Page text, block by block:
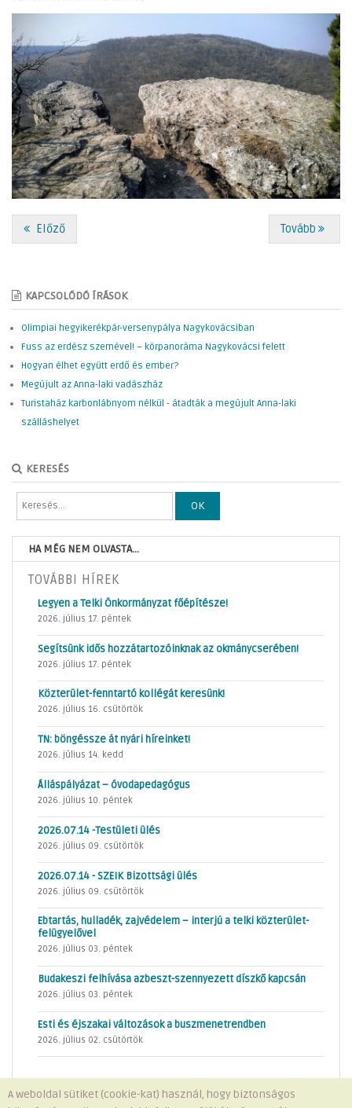
Előző Tovább
KAPCSOLÓDÓ ÍRÁSOK
Olimpiai hegyikerékpár-versenypálya Nagykovácsiban
Fuss az erdész szemével! – körpanoráma Nagykovácsi felett
Hogyan élhet együtt erdő és ember?
Megújult az Anna-laki vadászház
Turistaház karbonlábnyom nélkül - átadták a megújult Anna-laki
szálláshelyet
KERESÉS
OK
HA MÉG NEM OLVASTA...
TOVÁBBI HÍREK
Legyen a Telki Önkormányzat főépítésze!
2026. július 17. péntek
Segítsünk idős hozzátartozóinknak az okmánycserében!
2026. július 17. péntek
Közterület-fenntartó kollégát keresünk!
2026. július 16. csütörtök
TN: böngéssze át nyári híreinket!
2026. július 14. kedd
Álláspályázat – óvodapedagógus
2026. július 10. péntek
2026.07.14 -Testületi ülés
2026. július 09. csütörtök
2026.07.14 - SZEIK Bizottsági ülés
2026. július 09. csütörtök
Ebtartás, hulladék, zajvédelem – interjú a telki közterület-
felügyelővel
2026. július 03. péntek
Budakeszi felhívása azbeszt-szennyezett díszkő kapcsán
2026. július 03. péntek
Esti és éjszakai változások a buszmenetrendben
2026. július 02. csütörtök
A weboldal sütiket (cookie-kat) használ, hogy biztonságos